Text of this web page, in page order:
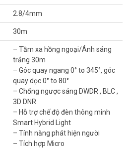
cực kỳ đơn giản.
Hik-connect là xong. Ai cũng có thể
Hoặc liên hệ đội ngũ kỹ thuật Vũ
E là sự kết hợp hoàn hảo
tiến và trí tuệ nhân tạo. Sản phẩm
với khả năng giám sát vượt trội, ngày
Hoàng Telecom để nhận tư vấn miễn
này!
camera IP Mini PT
6MP Hikvision DS-
2.8/4mm
30m
– Tầm xa hồng ngoại/Ánh sáng
trắng 30m
– Góc quay ngang 0° to 345°, góc
quay dọc 0° to 80°
– Chống ngược sáng DWDR , BLC ,
3D DNR
– Hỗ trợ chế độ đèn thông minh
Smart Hybrid Light
– Tính năng phát hiện người
– Tích hợp Micro